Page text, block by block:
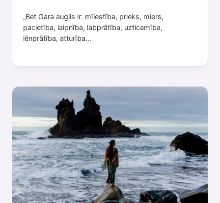
„Bet Gara auglis ir: mīlestība, prieks, miers,
pacietība, laipnība, labprātība, uzticamība,
lēnprātība, atturība...